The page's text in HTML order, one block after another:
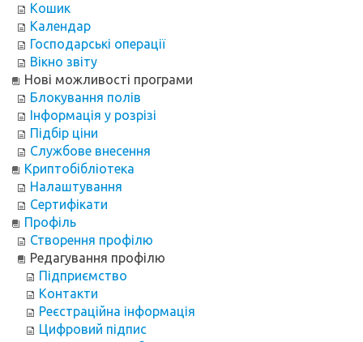
Кошик
Календар
Господарські операції
Вікно звіту
Нові можливості програми
Блокування полів
Інформація у розрізі
Підбір ціни
Службове внесення
Криптобібліотека
Налаштування
Сертифікати
Профіль
Створення профілю
Редагування профілю
Підприємство
Контакти
Реєстраційна інформація
Цифровий підпис